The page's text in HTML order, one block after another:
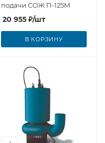
подачи СОЖ П-125М
20 955₽/шт
В КОРЗИНУ